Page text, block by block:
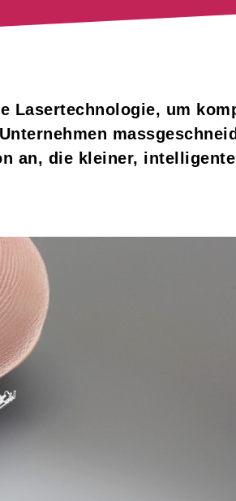
Lasertechnologie, um
an, die kleiner,